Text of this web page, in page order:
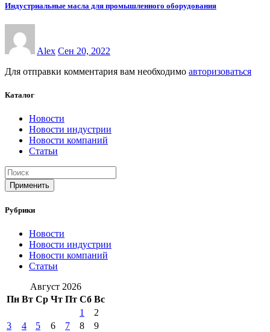
Индустриальные масла для промышленного оборудования
Alex Сен 20, 2022
Для отправки комментария вам необходимо авторизоваться
Каталог
Новости
Новости индустрии
Новости компаний
Статьи
Применить
Рубрики
Новости
Новости индустрии
Новости компаний
Статьи
Август 2026
Пн Вт Ср Чт Пт Сб Вс
1
2
3
4 5 6 7 8 9